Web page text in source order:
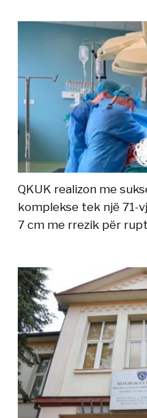
QKUK realizon me
komplekse tek një 71-
7 cm me rrezik për